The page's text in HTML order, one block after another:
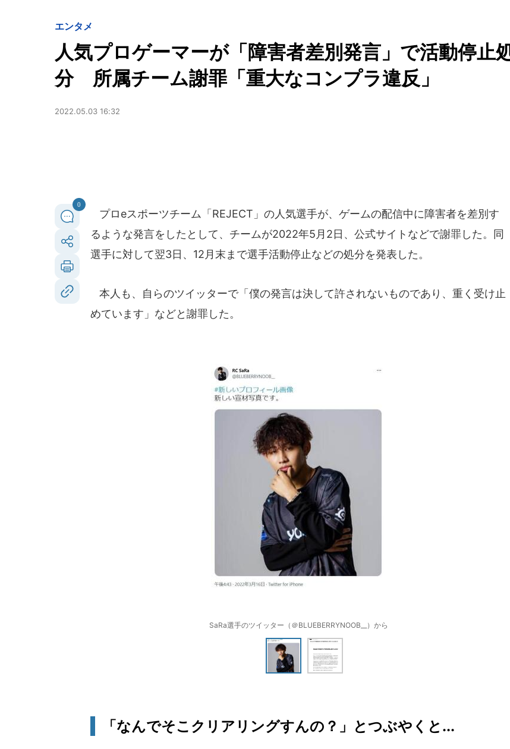
エンタメ
人気プロゲーマーが「障害者差別発言」で活動停止
分 所属チーム謝罪「重大なコンプラ違反」
2022.05.03 16:32
0
プロeスポーツチーム「REJECT」の人気選手が、ゲームの配信中に障害者を差別す
るような発言をしたとして、チームが2022年5月2日、公式サイトなどで謝罪した。同
選手に対して翌3日、12月末まで選手活動停止などの処分を発表した。
本人も、自らのツイッターで「僕の発言は決して許されないものであり、重く受け止
めています」などと謝罪した。
SaRa選手のツイッター（＠BLUEBERRYNOOB__）から
「なんでそこクリアリングすんの？」とつぶやくと...